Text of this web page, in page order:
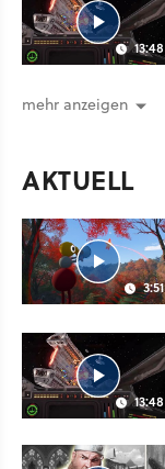
13:48
mehr anzeigen
AKTUELL
3:51
13:48